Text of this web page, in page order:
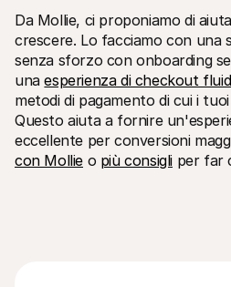
Da Mollie, ci proponiamo di
crescere. Lo facciamo con una
senza sforzo con onboarding
una esperienza di checkout
metodi di pagamento di cui i
Questo aiuta a fornire
eccellente per conversioni
con Mollie o più consigli per far